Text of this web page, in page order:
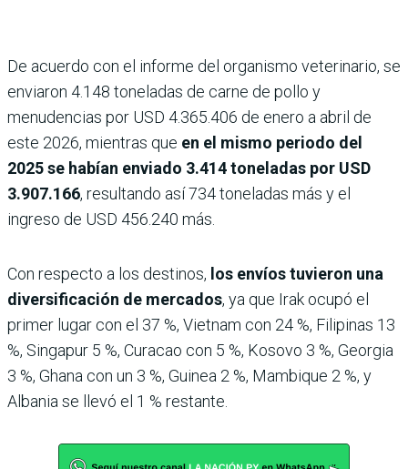
De acuerdo con el informe del organismo veterinario, se
enviaron 4.148 toneladas de carne de pollo y
menudencias por USD 4.365.406 de enero a abril de
este 2026, mientras que en el mismo periodo del
2025 se habían enviado 3.414 toneladas por USD
3.907.166, resultando así 734 toneladas más y el
ingreso de USD 456.240 más.
Con respecto a los destinos, los envíos tuvieron una
diversificación de mercados, ya que Irak ocupó el
primer lugar con el 37 %, Vietnam con 24 %, Filipinas 13
%, Singapur 5 %, Curacao con 5 %, Kosovo 3 %, Georgia
3 %, Ghana con un 3 %, Guinea 2 %, Mambique 2 %, y
Albania se llevó el 1 % restante.